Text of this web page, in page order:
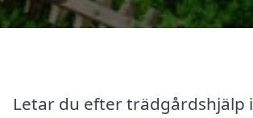
Letar du efter trädgårdshjälp i